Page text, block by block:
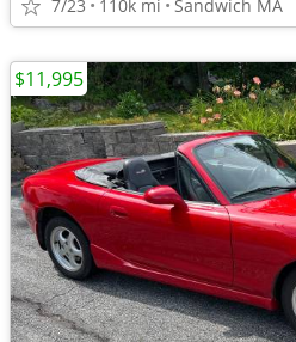
7/23 110k mi Sandwich MA
$11,995